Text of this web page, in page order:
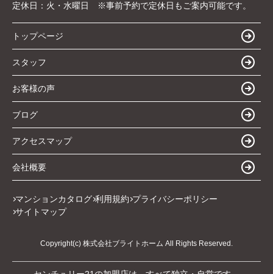
定休日： 火・水曜日 ※事前予約で定休日もご案内可能です。
トップページ
スタッフ
お客様の声
ブログ
アクセスマップ
会社概要
マンションカタログ 利用規約 プライバシーポリシー
サイトマップ
Copyright(c) 株式会社ブライトホーム All Rights Reserved.